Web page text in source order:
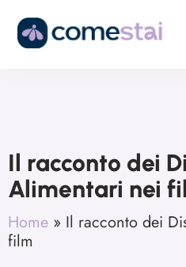
Il racconto dei
Alimentari nei
Home » Il racconto dei
film